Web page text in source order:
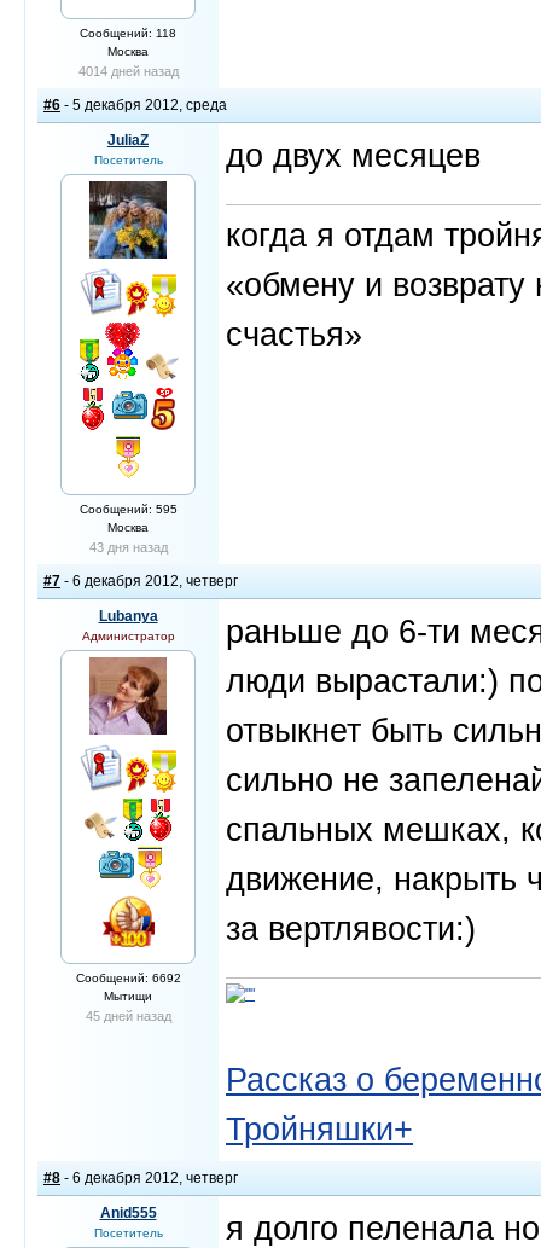
Сообщений: 118
Москва
4014 дней назад
#6 - 5 декабря 2012, среда
JuliaZ
Посетитель
Сообщений: 595
Москва
43 дня назад
до двух месяцев
когда я отдам
«обмену и
счастья»
#7 - 6 декабря 2012, четверг
Lubanya
Администратор
Сообщений: 6692
Мытищи
45 дней назад
раньше до 6-ти
люди вырастали:)
отвыкнет быть
сильно не
спальных мешках,
движение, накрыть
за вертлявости:)
Рассказ о
Тройняшки+
#8 - 6 декабря 2012, четверг
Anid555
Посетитель
я долго пеленала